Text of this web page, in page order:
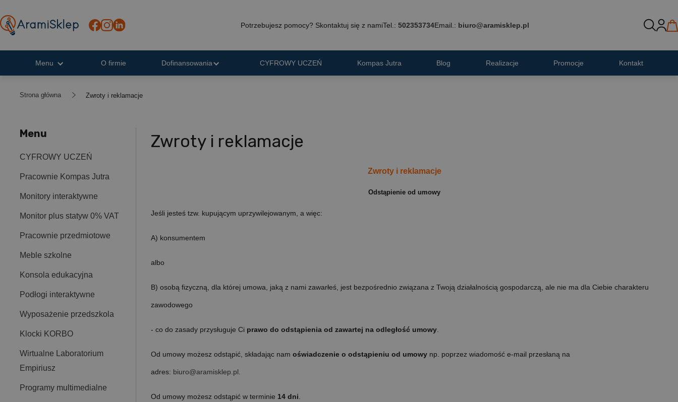
Potrzebujesz pomocy? Skontaktuj się z namiTel.: 502353734Email.: biuro@aramisklep.pl
Menu O firmie Dofinansowania CYFROWY UCZEŃ Kompas Jutra Blog Realizacje Promocje Kontakt
Strona główna Zwroty i reklamacje
Menu
CYFROWY UCZEŃ
Pracownie Kompas Jutra
Monitory interaktywne
Monitor plus statyw 0% VAT
Pracownie przedmiotowe
Meble szkolne
Konsola edukacyjna
Podłogi interaktywne
Wyposażenie przedszkola
Klocki KORBO
Wirtualne Laboratorium
Empiriusz
Programy multimedialne
Zwroty i reklamacje
Zwroty i reklamacje
Odstąpienie od umowy
Jeśli jesteś tzw. kupującym uprzywilejowanym, a więc:
A) konsumentem
albo
B) osobą fizyczną, dla której umowa, jaką z nami zawarłeś, jest bezpośrednio związana z Twoją działalnością gospodarczą, ale nie ma dla Ciebie charakteru
zawodowego
- co do zasady przysługuje Ci prawo do odstąpienia od zawartej na odległość umowy
Od umowy możesz odstąpić, składając nam oświadczenie o odstąpieniu od umowy np. poprzez wiadomość e-mail przesłaną na
adres: biuro@aramisklep.pl
Od umowy możesz odstąpić w terminie 14 dni